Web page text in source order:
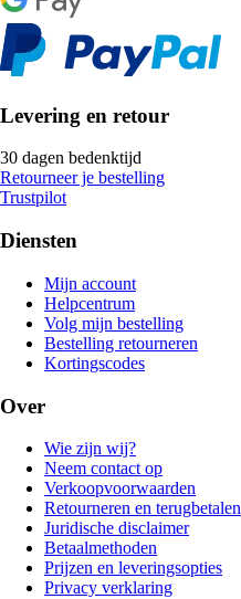
Levering en retour
30 dagen bedenktijd
Retourneer je bestelling
Trustpilot
Diensten
Mijn account
Helpcentrum
Volg mijn bestelling
Bestelling retourneren
Kortingscodes
Over
Wie zijn wij?
Neem contact op
Verkoopvoorwaarden
Retourneren en terugbetalen
Juridische disclaimer
Betaalmethoden
Prijzen en leveringsopties
Privacy verklaring